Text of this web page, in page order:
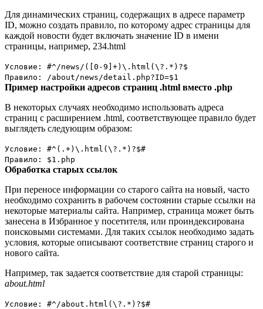
Для динамических страниц, содержащих в адресе параметр
ID, можно создать правило, по которому адрес страницы для
каждой новости будет включать значение ID в имени
страницы, например, 234.html
Условие: #^/news/([0-9]+)\.html(\?.*)?$
Правило: /about/news/detail.php?ID=$1
Пример настройки адресов страниц .html вместо .php
В некоторых случаях необходимо использовать адреса
страниц с расширением .html, соответствующее правило будет
выглядеть следующим образом:
Условие: #^(.+)\.html(\?.*)?$#
Правило: $1.php
Обработка старых ссылок
При переносе информации со старого сайта на новый, часто
необходимо сохранить в рабочем состоянии старые ссылки на
некоторые материалы сайта. Например, страница может быть
занесена в Избранное у посетителя, или проиндексирована
поисковыми системами. Для таких ссылок необходимо задать
условия, которые описывают соответствие страниц старого и
нового сайта.
Например, так задается соответствие для старой страницы:
about.html
Условие: #^/about.html(\?.*)?$#